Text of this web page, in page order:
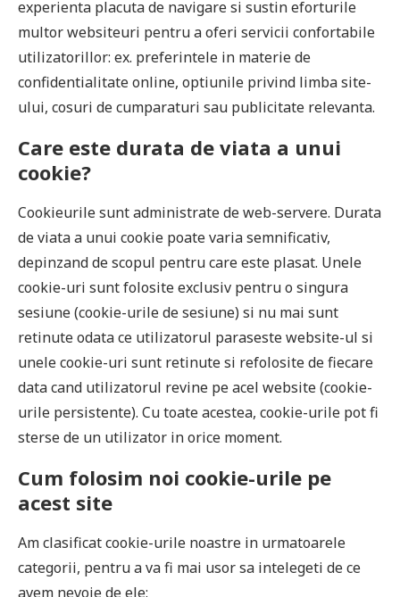
experienta placuta de navigare si sustin eforturile
multor websiteuri pentru a oferi servicii confortabile
utilizatorillor: ex. preferintele in materie de
confidentialitate online, optiunile privind limba site-
ului, cosuri de cumparaturi sau publicitate relevanta.
Care este durata de viata a unui
cookie?
Cookieurile sunt administrate de web-servere. Durata
de viata a unui cookie poate varia semnificativ,
depinzand de scopul pentru care este plasat. Unele
cookie-uri sunt folosite exclusiv pentru o singura
sesiune (cookie-urile de sesiune) si nu mai sunt
retinute odata ce utilizatorul paraseste website-ul si
unele cookie-uri sunt retinute si refolosite de fiecare
data cand utilizatorul revine pe acel website (cookie-
urile persistente). Cu toate acestea, cookie-urile pot fi
sterse de un utilizator in orice moment.
Cum folosim noi cookie-urile pe
acest site
Am clasificat cookie-urile noastre in urmatoarele
categorii, pentru a va fi mai usor sa intelegeti de ce
avem nevoie de ele: